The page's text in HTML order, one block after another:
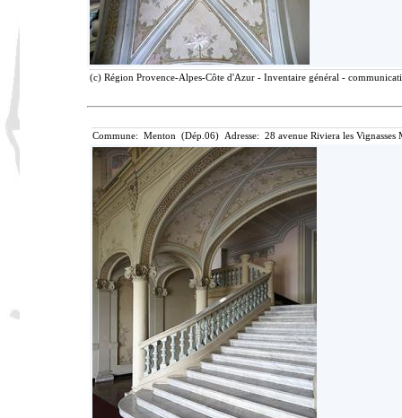
(c) Région Provence-Alpes-Côte d'Azur - Inventaire général -
Commune: Menton (Dép.06) Adresse: 28 avenue Riviera les